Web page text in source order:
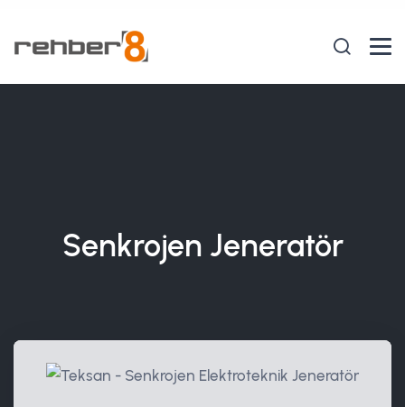
Senkrojen Jeneratör